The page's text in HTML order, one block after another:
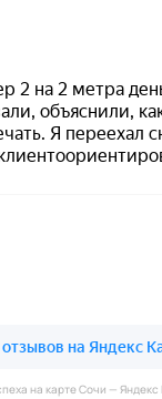
на карте Сочи — Яндекс